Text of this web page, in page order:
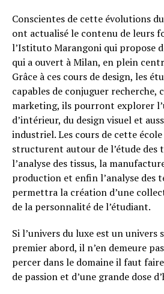
Conscientes de cette évolutions
ont actualisé le contenu de leurs
l’Istituto Marangoni qui propose
qui a ouvert à Milan, en plein
Grâce à ces cours de design, les
capables de conjuguer recherche,
marketing, ils pourront explorer
d’intérieur, du design visuel et
industriel. Les cours de cette
structurent autour de l’étude des
l’analyse des tissus, la
production et enfin l’analyse des
permettra la création d’une
de la personnalité de l’étudiant.
Si l’univers du luxe est un univers
premier abord, il n’en demeure
percer dans le domaine il faut
de passion et d’une grande dose